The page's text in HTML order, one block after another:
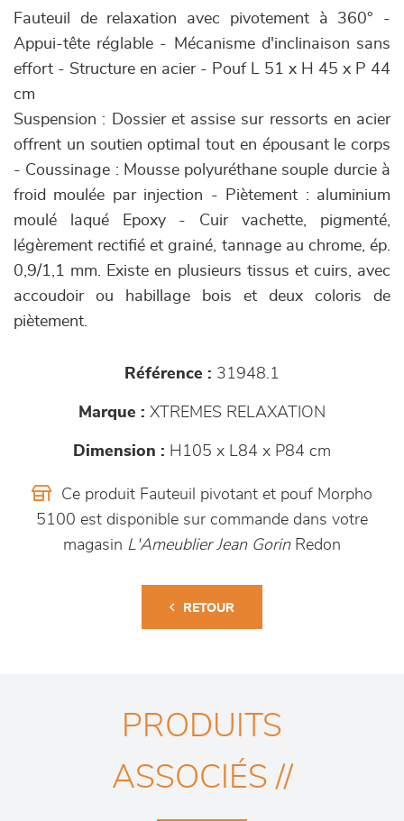
Fauteuil de relaxation avec pivotement à 360° -
Appui-tête réglable - Mécanisme d'inclinaison sans
effort - Structure en acier - Pouf L 51 x H 45 x P 44
cm
Suspension : Dossier et assise sur ressorts en acier
offrent un soutien optimal tout en épousant le corps
- Coussinage : Mousse polyuréthane souple durcie à
froid moulée par injection - Piètement : aluminium
moulé laqué Epoxy - Cuir vachette, pigmenté,
légèrement rectifié et grainé, tannage au chrome, ép.
0,9/1,1 mm. Existe en plusieurs tissus et cuirs, avec
accoudoir ou habillage bois et deux coloris de
piètement.
Référence : 31948.1
Marque : XTREMES RELAXATION
Dimension : H105 x L84 x P84 cm
Ce produit Fauteuil pivotant et pouf Morpho
5100 est disponible sur commande dans votre
magasin L'Ameublier Jean GorinRedon
RETOUR
PRODUITS
ASSOCIÉS //